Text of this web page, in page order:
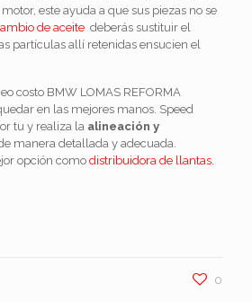
este ayuda a que sus piezas no se
de aceite deberás sustituir el
partículas allí retenidas ensucien el
costo BMW LOMAS REFORMA
en las mejores manos. Speed
tu y realiza la alineación y
manera detallada y adecuada.
opción como distribuidora de llantas.
0